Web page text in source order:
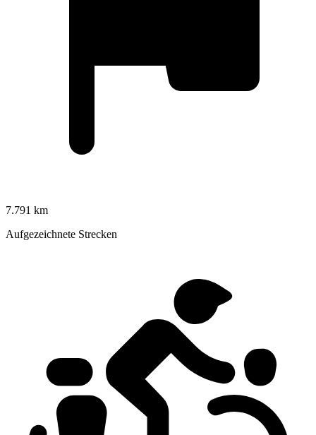
7.791 km
Aufgezeichnete Strecken